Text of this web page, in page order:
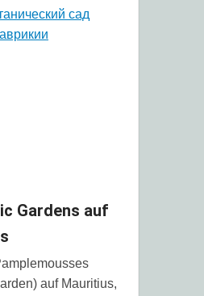
Gardens auf
auf Mauritius,